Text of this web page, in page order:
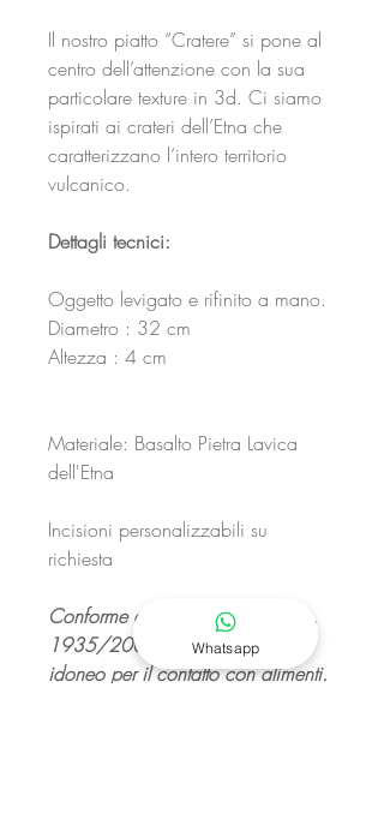
Il nostro piatto “Cratere” si pone al
centro dell’attenzione con la sua
particolare texture in 3d. Ci siamo
ispirati ai crateri dell’Etna che
caratterizzano l’intero territorio
vulcanico.
Dettagli tecnici:
Oggetto levigato e rifinito a mano.
Diametro : 32 cm
Altezza : 4 cm
Materiale: Basalto Pietra Lavica
dell'Etna
Incisioni personalizzabili su
richiesta
Conforme al Regolamento (CE) n.
1935/2004
idoneo per il contatto con alimenti.
Whatsapp